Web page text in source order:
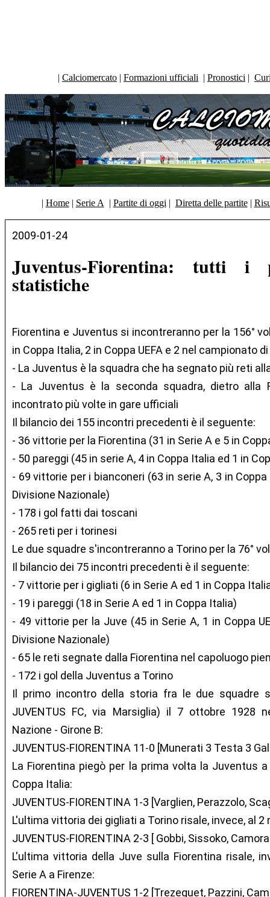
| Calciomercato | Formazioni ufficiali | Pronostici |
| Home| Serie A | Partite di oggi | Diretta delle partite|
2009-01-24
Juventus-Fiorentina: tutti i
statistiche
Fiorentina e Juventus si incontreranno per la 156°
in Coppa Italia, 2 in Coppa UEFA e 2 nel campionato
- La Juventus è la squadra che ha segnato più reti
- La Juventus è la seconda squadra, dietro alla
incontrato più volte in gare ufficiali
Il bilancio dei 155 incontri precedenti è il seguente:
- 36 vittorie per la Fiorentina (31 in Serie A e 5 in
- 50 pareggi (45 in serie A, 4 in Coppa Italia ed 1 in
- 69 vittorie per i bianconeri (63 in serie A, 3 in Coppa
Divisione Nazionale)
- 178 i gol fatti dai toscani
- 265 reti per i torinesi
Le due squadre s'incontreranno a Torino per la 76°
Il bilancio dei 75 incontri precedenti è il seguente:
- 7 vittorie per i gigliati (6 in Serie A ed 1 in Coppa
- 19 i pareggi (18 in Serie A ed 1 in Coppa Italia)
- 49 vittorie per la Juve (45 in Serie A, 1 in Coppa
Divisione Nazionale)
- 65 le reti segnate dalla Fiorentina nel capoluogo
- 172 i gol della Juventus a Torino
Il primo incontro della storia fra le due squadre
JUVENTUS FC, via Marsiglia) il 7 ottobre 1928
Nazione - Girone B:
JUVENTUS-FIORENTINA 11-0 [Munerati 3 Testa 3
La Fiorentina piegò per la prima volta la Juventus
Coppa Italia:
JUVENTUS-FIORENTINA 1-3 [Varglien, Perazzolo,
L'ultima vittoria dei gigliati a Torino risale, invece, al 2
JUVENTUS-FIORENTINA 2-3 [ Gobbi, Sissoko,
L'ultima vittoria della Juve sulla Fiorentina risale,
Serie A a Firenze:
FIORENTINA-JUVENTUS 1-2 [Trezeguet, Pazzini,